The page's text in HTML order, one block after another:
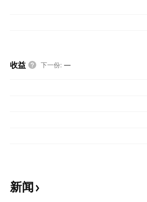
收益 下一份: —
新闻